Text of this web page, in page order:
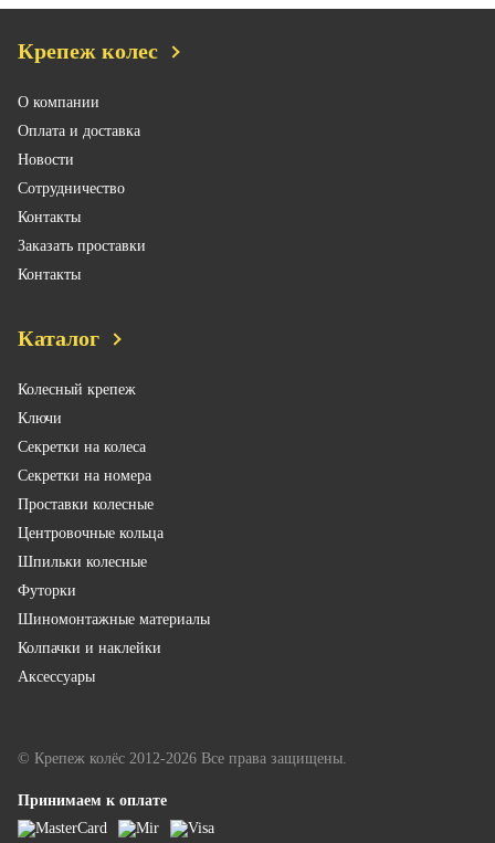
Крепеж колес
О компании
Оплата и доставка
Новости
Сотрудничество
Контакты
Заказать проставки
Контакты
Каталог
Колесный крепеж
Ключи
Секретки на колеса
Секретки на номера
Проставки колесные
Центровочные кольца
Шпильки колесные
Футорки
Шиномонтажные материалы
Колпачки и наклейки
Аксессуары
© Крепеж колёс 2012-2026 Все права защищены.
Принимаем к оплате